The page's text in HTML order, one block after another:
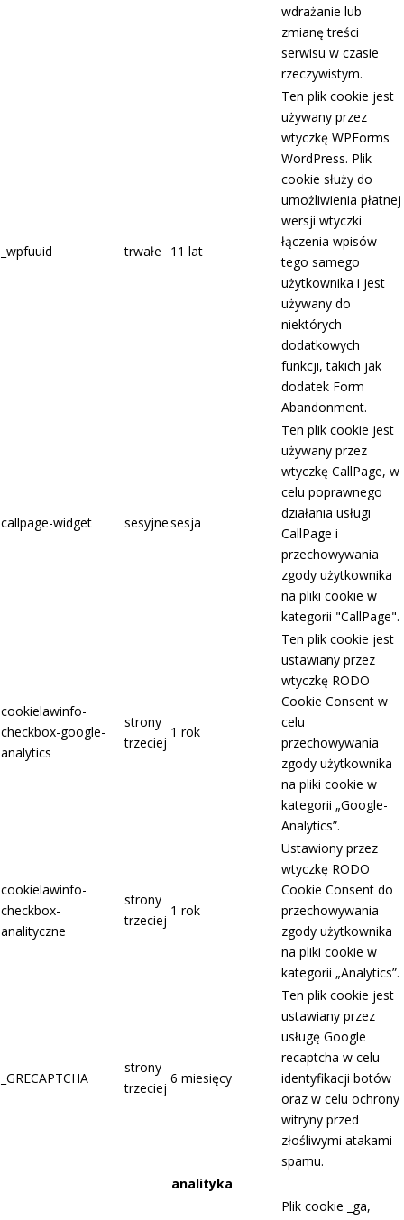
wdrażanie lub
zmianę treści
serwisu w czasie
rzeczywistym.
_wpfuuid trwałe 11 lat
Ten plik cookie jest
używany przez
wtyczkę WPForms
WordPress. Plik
cookie służy do
umożliwienia płatnej
wersji wtyczki
łączenia wpisów
tego samego
użytkownika i jest
używany do
niektórych
dodatkowych
funkcji, takich jak
dodatek Form
Abandonment.
callpage-widget sesyjnesesja
Ten plik cookie jest
używany przez
wtyczkę CallPage, w
celu poprawnego
działania usługi
CallPage i
przechowywania
zgody użytkownika
na pliki cookie w
kategorii "CallPage".
cookielawinfo-
checkbox-google-
analytics
strony
trzeciej
1 rok
Ten plik cookie jest
ustawiany przez
wtyczkę RODO
Cookie Consent w
celu
przechowywania
zgody użytkownika
na pliki cookie w
kategorii „Google-
Analytics”.
cookielawinfo-
checkbox-
analityczne
strony
trzeciej
1 rok
Ustawiony przez
wtyczkę RODO
Cookie Consent do
przechowywania
zgody użytkownika
na pliki cookie w
kategorii „Analytics”.
_GRECAPTCHA
strony
trzeciej
6 miesięcy
Ten plik cookie jest
ustawiany przez
usługę Google
recaptcha w celu
identyfikacji botów
oraz w celu ochrony
witryny przed
złośliwymi atakami
spamu.
analityka
Plik cookie _ga,